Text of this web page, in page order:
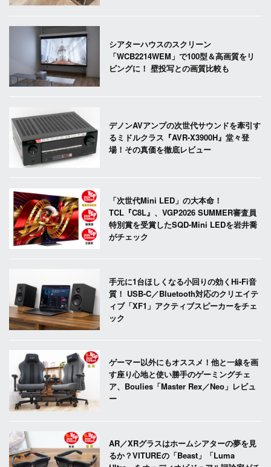
シアターハウスのスクリーン
「WCB2214WEM」で100型＆高画質をリ
ビングに！ 壁投写との画質比較も
デノンAVアンプの次世代サウンドを牽引す
るミドルクラス『AVR-X3900H』堂々登
場！その真価を徹底レビュー
「次世代Mini LED」の大本命！
TCL『C8L』、VGP2026 SUMMER審査員
特別賞を受賞したSQD-Mini LEDを岩井喬
がチェック
手元に1台ほしくなる小回りの効くHi-Fi音
質！ USB-C／Bluetooth対応のクリエイテ
ィブ「XF1」アクティブスピーカーをチェ
ック
ゲーマー以外にもオススメ！他と一線を画
す座り心地と使い勝手のゲーミングチェ
ア、Boulies「Master Rex／Neo」レビュ
ー
AR／XRグラスはホームシアターの夢を見
るか？VITUREの「Beast」「Luma